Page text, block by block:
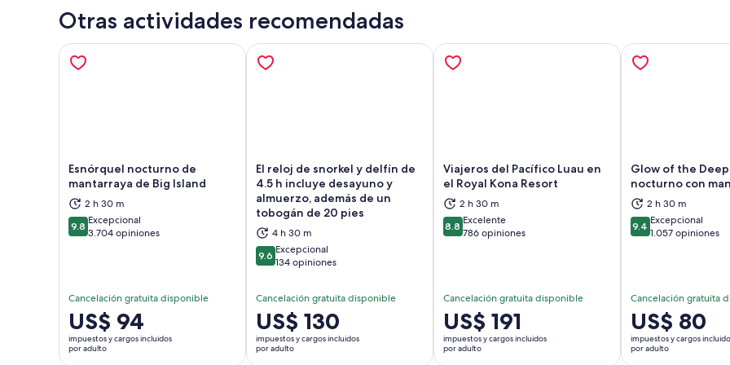
Otras actividades recomendadas
Esnórquel nocturno de
mantarraya de Big Island
2 h 30 m
9.89.8 de 10
Excepcional
3.704 opiniones
Cancelación gratuita disponible
El
precio
es
US$ 94
impuestos y cargos incluidos
por adulto
Se abrirá en una nueva pestaña
El reloj de snorkel y delfín de
4.5 h incluye desayuno y
almuerzo, además de un
tobogán de 20 pies
4 h 30 m
9.69.6 de 10
Excepcional
134 opiniones
Cancelación gratuita disponible
El
precio
es
US$ 130
impuestos y cargos incluidos
por adulto
Se abrirá en una nueva pestaña
Viajeros del Pacífico Luau en
el Royal Kona Resort
2 h 30 m
8.88.8 de 10
Excelente
786 opiniones
Cancelación gratuita disponible
El
precio
es
US$ 191
impuestos y cargos incluidos
por adulto
Se abrirá en una nueva pestaña
Glow of the
nocturno con
2 h 30 m
9.49.4 de 10
Excepcional
1.057 opiniones
Cancelación gratuita
El
precio
es
US$ 80
impuestos y cargos
por adulto